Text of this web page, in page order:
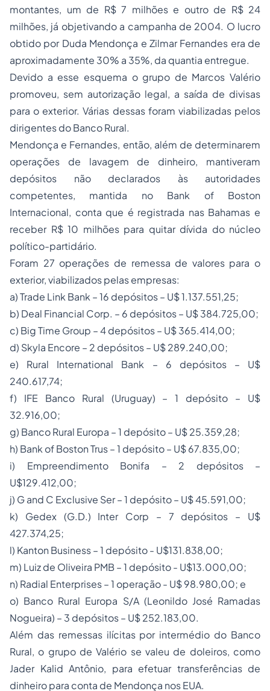
montantes, um de R$ 7 milhões e outro de R$ 24
milhões, já objetivando a campanha de 2004. O lucro
obtido por Duda Mendonça e Zilmar Fernandes era de
aproximadamente 30% a 35%, da quantia entregue.
Devido a esse esquema o grupo de Marcos Valério
promoveu, sem autorização legal, a saída de divisas
para o exterior. Várias dessas foram viabilizadas pelos
dirigentes do Banco Rural.
Mendonça e Fernandes, então, além de determinarem
operações de lavagem de dinheiro, mantiveram
depósitos não declarados às autoridades
competentes, mantida no Bank of Boston
Internacional, conta que é registrada nas Bahamas e
receber R$ 10 milhões para quitar dívida do núcleo
político-partidário.
Foram 27 operações de remessa de valores para o
exterior, viabilizados pelas empresas:
a) Trade Link Bank – 16 depósitos – U$ 1.137.551,25;
b) Deal Financial Corp. – 6 depósitos – U$ 384.725,00;
c) Big Time Group – 4 depósitos – U$ 365.414,00;
d) Skyla Encore – 2 depósitos – U$ 289.240,00;
e) Rural International Bank – 6 depósitos – U$
240.617,74;
f) IFE Banco Rural (Uruguay) – 1 depósito – U$
32.916,00;
g) Banco Rural Europa – 1 depósito – U$ 25.359,28;
h) Bank of Boston Trus – 1 depósito – U$ 67.835,00;
i) Empreendimento Bonifa – 2 depósitos –
U$129.412,00;
j) G and C Exclusive Ser – 1 depósito – U$ 45.591,00;
k) Gedex (G.D.) Inter Corp – 7 depósitos – U$
427.374,25;
l) Kanton Business – 1 depósito - U$131.838,00;
m) Luiz de Oliveira PMB – 1 depósito - U$13.000,00;
n) Radial Enterprises – 1 operação - U$ 98.980,00; e
o) Banco Rural Europa S/A (Leonildo José Ramadas
Nogueira) – 3 depósitos – U$ 252.183,00.
Além das remessas ilícitas por intermédio do Banco
Rural, o grupo de Valério se valeu de doleiros, como
Jader Kalid Antônio, para efetuar transferências de
dinheiro para conta de Mendonça nos EUA.